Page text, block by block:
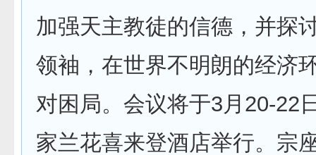
加强天主教徒的信德，并探
领袖，在世界不明朗的经济
对困局。会议将于3月20-22
家兰花喜来登酒店举行。宗